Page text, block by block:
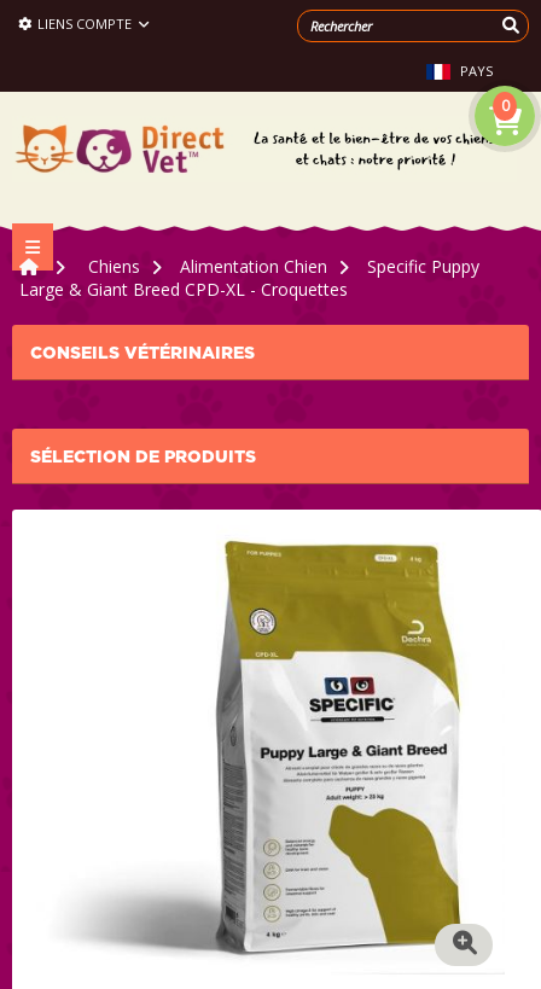
LIENS COMPTE
PAYS
0
Navigation bascule
>
Chiens > Alimentation Chien >
Specific Puppy
Large & Giant Breed CPD-XL - Croquettes
CONSEILS VÉTÉRINAIRES
SÉLECTION DE PRODUITS